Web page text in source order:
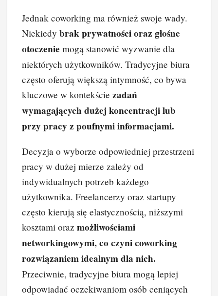
Jednak coworking ma również swoje wady.
Niekiedy brak prywatności oraz głośne
otoczenie mogą stanowić wyzwanie dla
niektórych użytkowników. Tradycyjne biura
często oferują większą intymność, co bywa
kluczowe w kontekście zadań
wymagających dużej koncentracji lub
przy pracy z poufnymi informacjami.
Decyzja o wyborze odpowiedniej przestrzeni
pracy w dużej mierze zależy od
indywidualnych potrzeb każdego
użytkownika. Freelancerzy oraz startupy
często kierują się elastycznością, niższymi
kosztami oraz możliwościami
networkingowymi, co czyni coworking
rozwiązaniem idealnym dla nich.
Przeciwnie, tradycyjne biura mogą lepiej
odpowiadać oczekiwaniom osób ceniących